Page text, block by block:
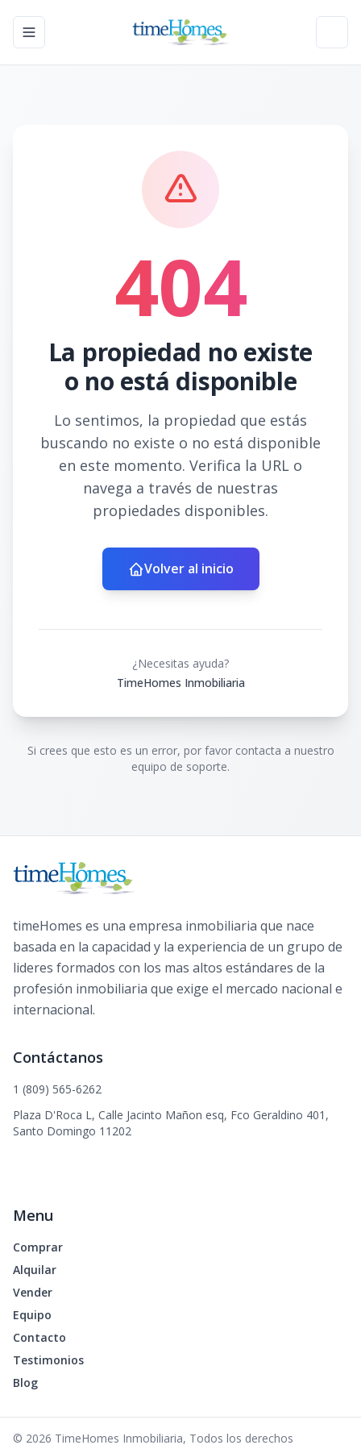
Toggle navigation menu
404
La propiedad no existe
o no está disponible
Lo sentimos, la propiedad que estás
buscando no existe o no está disponible
en este momento. Verifica la URL o
navega a través de nuestras
propiedades disponibles.
Volver al inicio
¿Necesitas ayuda?
TimeHomes Inmobiliaria
Si crees que esto es un error, por favor contacta a nuestro
equipo de soporte.
timeHomes es una empresa inmobiliaria que nace
basada en la capacidad y la experiencia de un grupo de
lideres formados con los mas altos estándares de la
profesión inmobiliaria que exige el mercado nacional e
internacional.
Contáctanos
1 (809) 565-6262
Plaza D'Roca L, Calle Jacinto Mañon esq, Fco Geraldino 401,
Santo Domingo 11202
Menu
Comprar
Alquilar
Vender
Equipo
Contacto
Testimonios
Blog
© 2026 TimeHomes Inmobiliaria, Todos los derechos